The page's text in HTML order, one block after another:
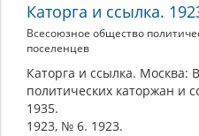
Каторга и ссылка.
Всесоюзное общество
поселенцев
Каторга и ссылка. Москва:
политических каторжан и
1935.
1923, № 6. 1923.